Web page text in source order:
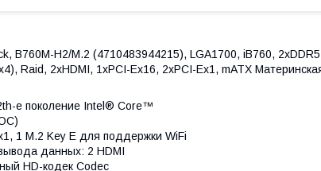
B760M-H2/M.2 (4710483944215), LGA1700, iB760,
Raid, 2xHDMI, 1xPCI-Ex16, 2xPCI-Ex1, mATX
е поколение Intel® Core™
1 M.2 Key E для поддержки WiFi
данных: 2 HDMI
HD-кодек Codec